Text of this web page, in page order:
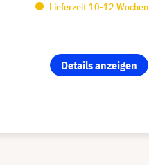
Lieferzeit 10-12 Wochen
Details anzeigen